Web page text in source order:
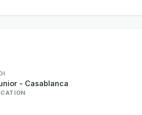
- Casablanca